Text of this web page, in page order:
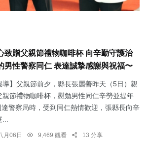
致贈父親節禮物咖啡杯 向辛勤守護治
男性警察同仁 表達誠摯感謝與祝福〜
導】父親節前夕，縣長張麗善昨天（5日）親
節禮物咖啡杯，慰勉男性同仁辛勞並提年
警察局時，受到同仁熱情歡迎，張縣長向辛
月06日 9,469 觀看 13 分享